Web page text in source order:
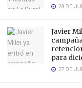
28 DE
Javier
para
27 DE